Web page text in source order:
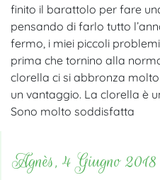
finito il barattolo per fare
pensando di farlo tutto
fermo, i miei piccoli
prima che tornino alla
clorella ci si abbronza
un vantaggio. La clorella è
Sono molto soddisfatta
Agnès, 4 Giugno 2018